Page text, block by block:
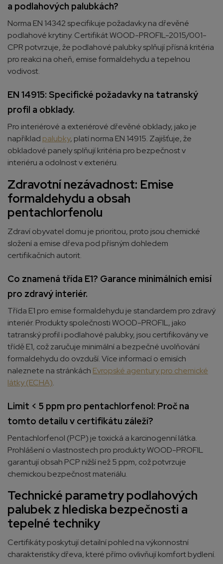
a podlahových palubkách?
Norma EN 14342 specifikuje požadavky na dřevěné
podlahové krytiny. Certifikát WOOD-PROFIL-2015/001-
CPR potvrzuje, že podlahové palubky splňují přísná kritéria
pro reakci na oheň, emise formaldehydu a tepelnou
vodivost.
EN 14915: Specifické požadavky na tatranský
profil a obklady.
Pro interiérové a exteriérové dřevěné obklady, jako je
například palubky, platí norma EN 14915. Zajišťuje, že
obkladové panely splňují kritéria pro bezpečnost v
interiéru a odolnost v exteriéru.
Zdravotní nezávadnost: Emise
formaldehydu a obsah
pentachlorfenolu
Zdraví obyvatel domu je prioritou, proto jsou chemické
složení a emise dřeva pod přísným dohledem
certifikačních autorit.
Co znamená třída E1? Garance minimálních emisí
pro zdravý interiér.
Třída E1 pro emise formaldehydu je standardem pro zdravý
interiér. Produkty společnosti WOOD-PROFIL, jako
tatranský profil i podlahové palubky, jsou certifikovány ve
třídě E1, což zaručuje minimální a bezpečné uvolňování
formaldehydu do ovzduší. Více informací o emisích
naleznete na stránkách Evropské agentury pro chemické
látky (ECHA).
Limit < 5 ppm pro pentachlorfenol: Proč na
tomto detailu v certifikátu záleží?
Pentachlorfenol (PCP) je toxická a karcinogenní látka.
Prohlášení o vlastnostech pro produkty WOOD-PROFIL
garantují obsah PCP nižší než 5 ppm, což potvrzuje
chemickou bezpečnost materiálu.
Technické parametry podlahových
palubek z hlediska bezpečnosti a
tepelné techniky
Certifikáty poskytují detailní pohled na výkonnostní
charakteristiky dřeva, které přímo ovlivňují komfort bydlení.